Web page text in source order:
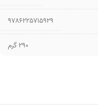
9786225715929
290 گرم